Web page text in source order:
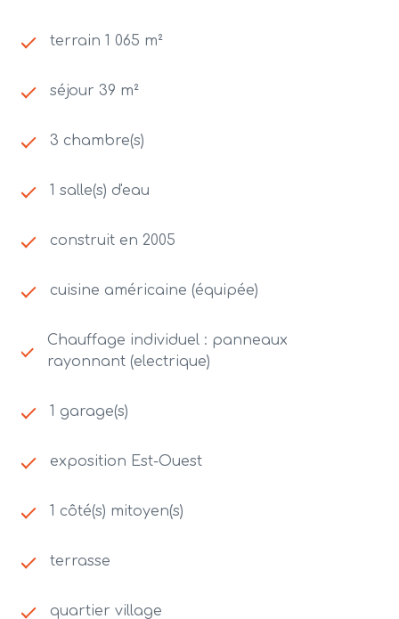
terrain 1 065 m²
séjour 39 m²
3 chambre(s)
1 salle(s) d'eau
construit en 2005
cuisine américaine (équipée)
Chauffage individuel : panneaux
rayonnant (electrique)
1 garage(s)
exposition Est-Ouest
1 côté(s) mitoyen(s)
terrasse
quartier village